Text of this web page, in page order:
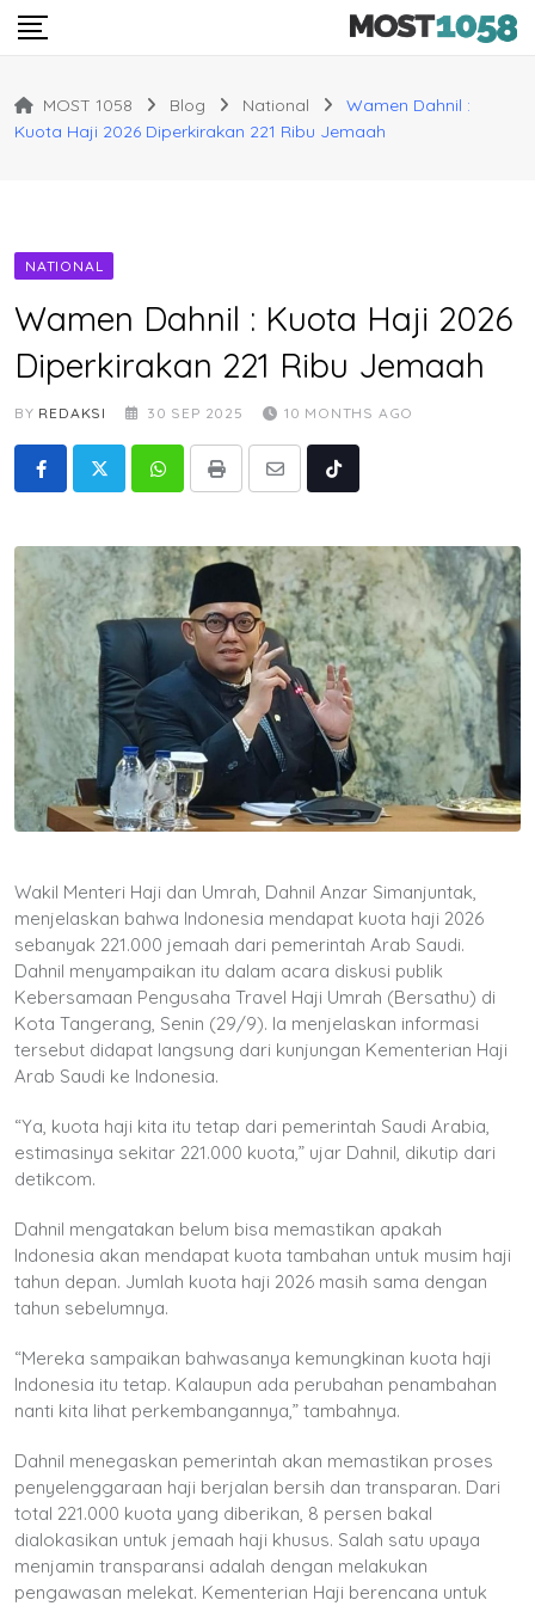
Skip
MOST 1058 Blog National
Wamen Dahnil :
Kuota Haji 2026 Diperkirakan 221 Ribu Jemaah
NATIONAL
Wamen Dahnil : Kuota Haji 2026
Diperkirakan 221 Ribu Jemaah
BY REDAKSI 30 SEP 2025 10 MONTHS AGO
WhatsappPrint
Share
Tiktok
Wakil Menteri Haji dan Umrah, Dahnil Anzar Simanjuntak,
menjelaskan bahwa Indonesia mendapat kuota haji 2026
sebanyak 221.000 jemaah dari pemerintah Arab Saudi.
Dahnil menyampaikan itu dalam acara diskusi publik
Kebersamaan Pengusaha Travel Haji Umrah (Bersathu) di
Kota Tangerang, Senin (29/9). Ia menjelaskan informasi
tersebut didapat langsung dari kunjungan Kementerian Haji
Arab Saudi ke Indonesia.
“Ya, kuota haji kita itu tetap dari pemerintah Saudi Arabia,
estimasinya sekitar 221.000 kuota,” ujar Dahnil, dikutip dari
detikcom.
Dahnil mengatakan belum bisa memastikan apakah
Indonesia akan mendapat kuota tambahan untuk musim haji
tahun depan. Jumlah kuota haji 2026 masih sama dengan
tahun sebelumnya.
“Mereka sampaikan bahwasanya kemungkinan kuota haji
Indonesia itu tetap. Kalaupun ada perubahan penambahan
nanti kita lihat perkembangannya,” tambahnya.
Dahnil menegaskan pemerintah akan memastikan proses
penyelenggaraan haji berjalan bersih dan transparan. Dari
total 221.000 kuota yang diberikan, 8 persen bakal
dialokasikan untuk jemaah haji khusus. Salah satu upaya
menjamin transparansi adalah dengan melakukan
pengawasan melekat. Kementerian Haji berencana untuk